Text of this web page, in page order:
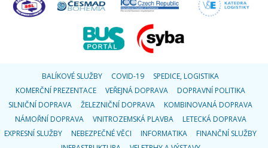
BALÍKOVÉ SLUŽBY COVID-19
SPEDICE, LOGISTIKA
KOMERČNÍ PREZENTACE
VEŘEJNÁ DOPRAVA
DOPRAVNÍ POLITIKA
SILNIČNÍ DOPRAVA
ŽELEZNIČNÍ DOPRAVA
KOMBINOVANÁ DOPRAVA
NÁMOŘNÍ DOPRAVA
VNITROZEMSKÁ PLAVBA
LETECKÁ DOPRAVA
EXPRESNÍ SLUŽBY
NEBEZPEČNÉ VĚCI INFORMATIKA
FINANČNÍ SLUŽBY